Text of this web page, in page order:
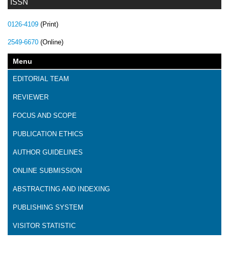
ISSN
0126-4109 (Print)
2549-6670 (Online)
Menu
EDITORIAL TEAM
REVIEWER
FOCUS AND SCOPE
PUBLICATION ETHICS
AUTHOR GUIDELINES
ONLINE SUBMISSION
ABSTRACTING AND INDEXING
PUBLISHING SYSTEM
VISITOR STATISTIC